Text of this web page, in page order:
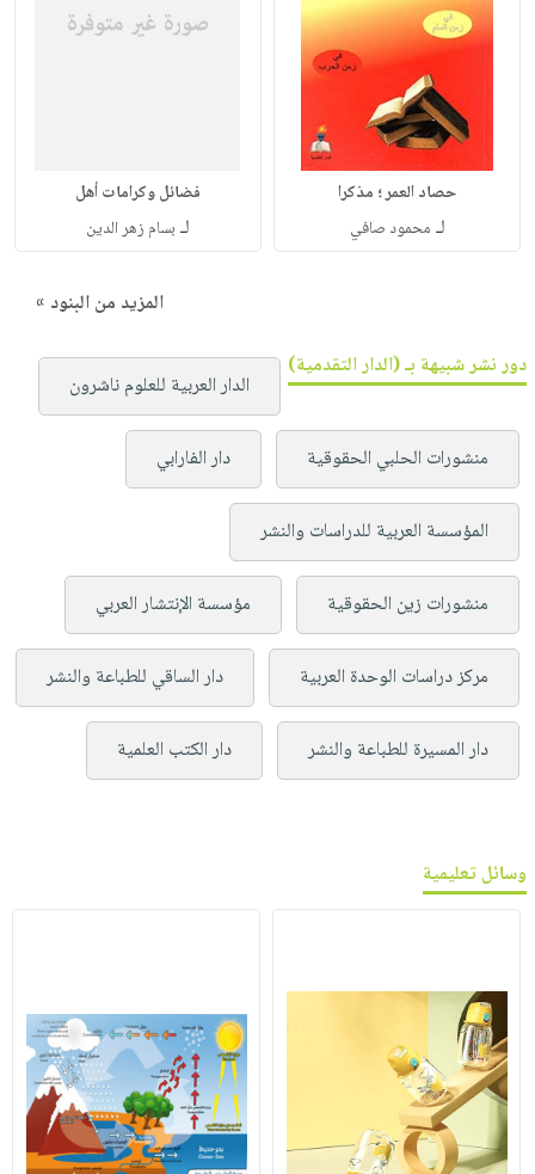
حصاد العمر ؛ مذكرا
لـ محمود صافي
فضائل وكرامات أهل
لـ بسام زهر الدين
المزيد من البنود »
دور نشر شبيهة بـ (الدار التقدمية)
الدار العربية للعلوم ناشرون
منشورات الحلبي الحقوقية دار الفارابي
المؤسسة العربية للدراسات والنشر
منشورات زين الحقوقية مؤسسة الإنتشار العربي
مركز دراسات الوحدة العربية دار الساقي للطباعة والنشر
دار المسيرة للطباعة والنشر دار الكتب العلمية
وسائل تعليمية